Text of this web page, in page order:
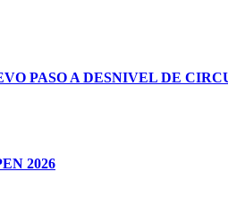
PASO A DESNIVEL DE
2026